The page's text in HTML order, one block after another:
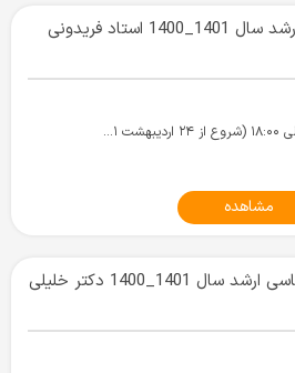
فریدونی
شنبه‌ها ۱۰:۰۰ الی ۱۸:۰۰ (شروع از ۲۴ اردیبهشت ۱۴۰۱)
مشاهده
دکتر خلیلی